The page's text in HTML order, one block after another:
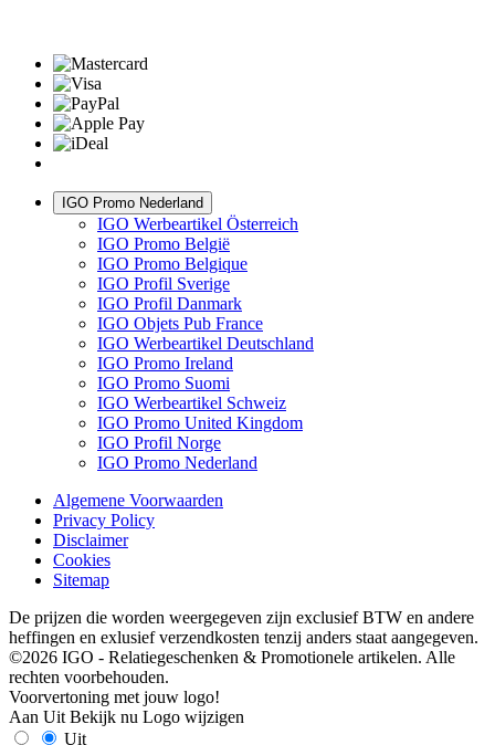
IGO Promo Nederland
IGO Werbeartikel Österreich
IGO Promo België
IGO Promo Belgique
IGO Profil Sverige
IGO Profil Danmark
IGO Objets Pub France
IGO Werbeartikel Deutschland
IGO Promo Ireland
IGO Promo Suomi
IGO Werbeartikel Schweiz
IGO Promo United Kingdom
IGO Profil Norge
IGO Promo Nederland
Algemene Voorwaarden
Privacy Policy
Disclaimer
Cookies
Sitemap
De prijzen die worden weergegeven zijn exclusief BTW en andere
heffingen en exlusief verzendkosten tenzij anders staat aangegeven.
©2026 IGO - Relatiegeschenken & Promotionele artikelen. Alle
rechten voorbehouden.
Voorvertoning met jouw logo!
Aan Uit Bekijk nu Logo wijzigen
Uit